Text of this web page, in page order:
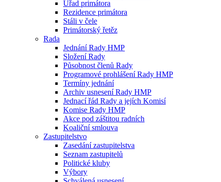
Úřad primátora
Rezidence primátora
Stáli v čele
Primátorský řetěz
Rada
Jednání Rady HMP
Složení Rady
Působnost členů Rady
Programové prohlášení Rady HMP
Termíny jednání
Archiv usnesení Rady HMP
Jednací řád Rady a jejích Komisí
Komise Rady HMP
Akce pod záštitou radních
Koaliční smlouva
Zastupitelstvo
Zasedání zastupitelstva
Seznam zastupitelů
Politické kluby
Výbory